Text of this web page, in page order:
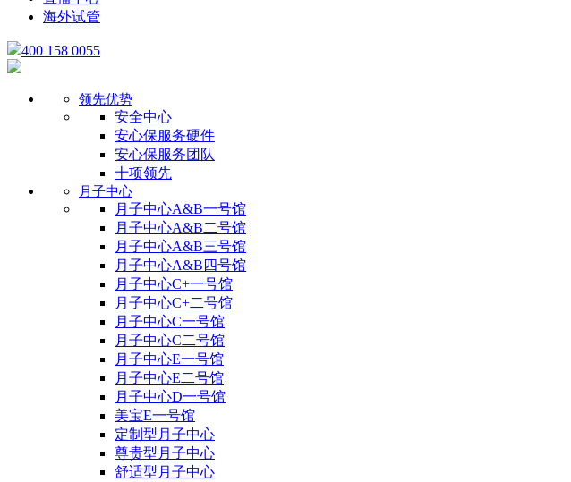
海外试管
400 158 0055
领先优势
安全中心
安心保服务硬件
安心保服务团队
十项领先
月子中心
月子中心A&B一号馆
月子中心A&B二号馆
月子中心A&B三号馆
月子中心A&B四号馆
月子中心C+一号馆
月子中心C+二号馆
月子中心C一号馆
月子中心C二号馆
月子中心E一号馆
月子中心E二号馆
月子中心D一号馆
美宝E一号馆
定制型月子中心
尊贵型月子中心
舒适型月子中心